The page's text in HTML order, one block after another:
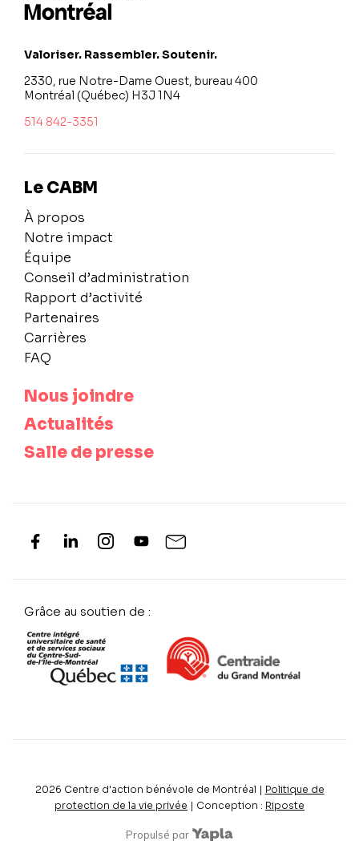
Valoriser. Rassembler. Soutenir.
2330, rue Notre-Dame Ouest, bureau 400
Montréal (Québec) H3J 1N4
514 842-3351
Le CABM
À propos
Notre impact
Équipe
Conseil d’administration
Rapport d’activité
Partenaires
Carrières
FAQ
Nous joindre
Actualités
Salle de presse
Grâce au soutien de :
2026 Centre d'action bénévole de Montréal | Politique de
protection de la vie privée | Conception : Riposte
Propulsé par